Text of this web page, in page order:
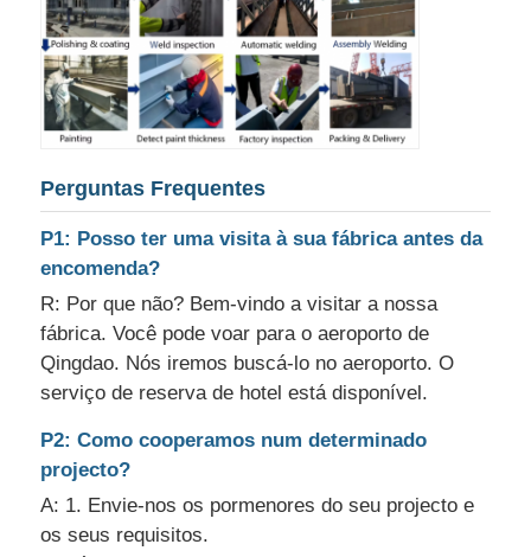
Perguntas Frequentes
P1: Posso ter uma visita à sua fábrica antes da
encomenda?
R: Por que não? Bem-vindo a visitar a nossa
fábrica. Você pode voar para o aeroporto de
Qingdao. Nós iremos buscá-lo no aeroporto. O
serviço de reserva de hotel está disponível.
P2: Como cooperamos num determinado
projecto?
A: 1. Envie-nos os pormenores do seu projecto e
os seus requisitos.